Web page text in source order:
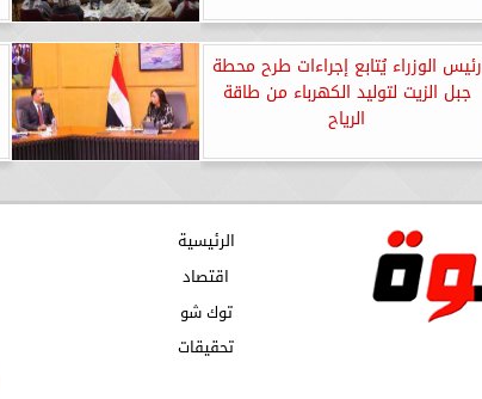
رئيس الوزراء يُتابع إجراءات طرح محطة
جبل الزيت لتوليد الكهرباء من طاقة
الرياح
الرئيسية
اقتصاد
توك شو
تحقيقات